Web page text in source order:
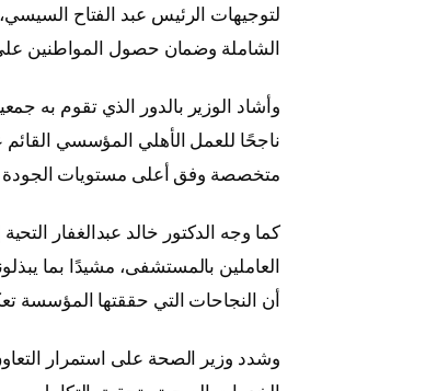
لتوجيهات الرئيس عبد الفتاح
الشاملة وضمان حصول المواطنين
وأشاد الوزير بالدور الذي تقوم به
ناجحًا للعمل الأهلي المؤسسي
متخصصة وفق أعلى مستويات الجودة
كما وجه الدكتور خالد عبدالغفار
العاملين بالمستشفى، مشيدًا بما
أن النجاحات التي حققتها المؤسسة
وشدد وزير الصحة على استمرار